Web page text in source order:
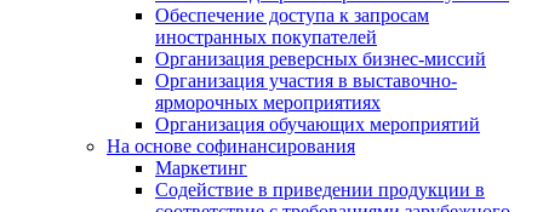
Обеспечение доступа к запросам
иностранных покупателей
Организация реверсных бизнес-миссий
Организация участия в выставочно-
ярморочных мероприятиях
Организация обучающих мероприятий
На основе софинансирования
Маркетинг
Содействие в приведении продукции в